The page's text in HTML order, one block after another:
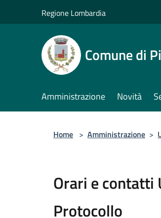
Regione Lombardia
Comune di
Amministrazione Novità
Home > Amministrazione >
Orari e contatti
Protocollo